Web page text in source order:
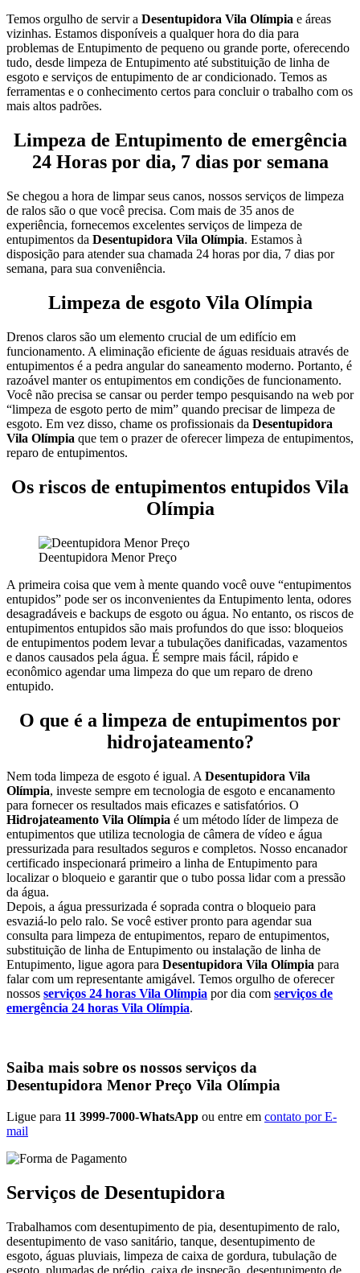
Temos orgulho de servir a Desentupidora Vila Olímpia e áreas
vizinhas. Estamos disponíveis a qualquer hora do dia para
problemas de Entupimento de pequeno ou grande porte, oferecendo
tudo, desde limpeza de Entupimento até substituição de linha de
esgoto e serviços de entupimento de ar condicionado. Temos as
ferramentas e o conhecimento certos para concluir o trabalho com os
mais altos padrões.
Limpeza de Entupimento de emergência
24 Horas por dia, 7 dias por semana
Se chegou a hora de limpar seus canos, nossos serviços de limpeza
de ralos são o que você precisa. Com mais de 35 anos de
experiência, fornecemos excelentes serviços de limpeza de
entupimentos da Desentupidora Vila Olímpia. Estamos à
disposição para atender sua chamada 24 horas por dia, 7 dias por
semana, para sua conveniência.
Limpeza de esgoto Vila Olímpia
Drenos claros são um elemento crucial de um edifício em
funcionamento. A eliminação eficiente de águas residuais através de
entupimentos é a pedra angular do saneamento moderno. Portanto, é
razoável manter os entupimentos em condições de funcionamento.
Você não precisa se cansar ou perder tempo pesquisando na web por
“limpeza de esgoto perto de mim” quando precisar de limpeza de
esgoto. Em vez disso, chame os profissionais da Desentupidora
Vila Olímpia que tem o prazer de oferecer limpeza de entupimentos,
reparo de entupimentos.
Os riscos de entupimentos entupidos Vila
Olímpia
Deentupidora Menor Preço
A primeira coisa que vem à mente quando você ouve “entupimentos
entupidos” pode ser os inconvenientes da Entupimento lenta, odores
desagradáveis e backups de esgoto ou água. No entanto, os riscos de
entupimentos entupidos são mais profundos do que isso: bloqueios
de entupimentos podem levar a tubulações danificadas, vazamentos
e danos causados pela água. É sempre mais fácil, rápido e
econômico agendar uma limpeza do que um reparo de dreno
entupido.
O que é a limpeza de entupimentos por
hidrojateamento?
Nem toda limpeza de esgoto é igual. A Desentupidora Vila
Olímpia, investe sempre em tecnologia de esgoto e encanamento
para fornecer os resultados mais eficazes e satisfatórios. O
Hidrojateamento Vila Olímpia é um método líder de limpeza de
entupimentos que utiliza tecnologia de câmera de vídeo e água
pressurizada para resultados seguros e completos. Nosso encanador
certificado inspecionará primeiro a linha de Entupimento para
localizar o bloqueio e garantir que o tubo possa lidar com a pressão
da água.
Depois, a água pressurizada é soprada contra o bloqueio para
esvaziá-lo pelo ralo. Se você estiver pronto para agendar sua
consulta para limpeza de entupimentos, reparo de entupimentos,
substituição de linha de Entupimento ou instalação de linha de
Entupimento, ligue agora para Desentupidora Vila Olímpia para
falar com um representante amigável. Temos orgulho de oferecer
nossos serviços 24 horas Vila Olímpia por dia com serviços de
emergência 24 horas Vila Olímpia.
Saiba mais sobre os nossos serviços da
Desentupidora Menor Preço Vila Olímpia
Ligue para 11 3999-7000-WhatsApp ou entre em contato por E-
mail
Serviços de Desentupidora
Trabalhamos com desentupimento de pia, desentupimento de ralo,
desentupimento de vaso sanitário, tanque, desentupimento de
esgoto, águas pluviais, limpeza de caixa de gordura, tubulação de
esgoto, plumadas de prédio, caixa de inspeção, desentupimento de